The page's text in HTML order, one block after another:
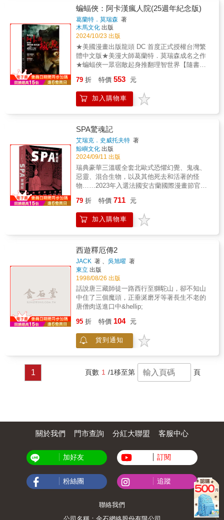
悉，又帶著使人不安的邪惡氣息。——✴✴✴
——
正面衝撞。——《新音樂快遞》（New Musical
Express）★無庸置疑，是主流漫畫產業有史以
來最出色的寫作。——《聖路易郵訊報》（St.
Louis Dispatch）★你將在這些書頁中感受到真
實的情感、驚豔的畫作⋯⋯堪稱圖像小說所能
帶來最豐富且令人滿足的閱讀體驗。——《英
倫線上》（UK Online）★不負長期讀者的高度
期待，並以跨越千禧年後的風格多樣性帶來無
限驚喜。——《村聲》（The Village Voice）
家》夢之主繼續追尋逃逸的噩夢「科林斯
人」，同時揭開了一位年輕女子蘿絲．沃克與
夢境世界的神祕連結。蘿絲穿梭在謎團般的夢
親人、一場連環殺手的大型聚會，還有她的真
實身分。夢之主緊密觀察著她的旅程，試圖解
開這些無數牽扯的事件，背後的主使者究竟是
誰……——✴✴✴——
像小說收藏必備。——《圖書館月刊》
（Library Journal）★視野宏大如宇宙，情感卻
出奇地貼近人心。——《娛樂週刊》
（Entertainment Weekly）★漫畫史上最偉大
的史詩之作。——《洛杉磯時報雜誌》（Los
Angeles Times Magazine）★錯綜交織、層層
堆疊的故事，融合民間傳說、神話、宗教、現
感。——《今日美國》（USA Today）★深具
開拓性之作。——《多倫多星報》（Toronto
Star）★假若《睡魔》不是本世紀最偉大的漫
畫的藝術巔峰；形上學、神話與搖滾式瘋狂的
正面衝撞。——《新音樂快遞》（New Musical
Express）★無庸置疑，是主流漫畫產業有史以
來最出色的寫作。——《聖路易郵訊報》（St.
Louis Dispatch）★你將在這些書頁中感受到真
實的情感、驚豔的畫作⋯⋯堪稱圖像小說所能
帶來最豐富且令人滿足的閱讀體驗。——《英
倫線上》（UK Online）★不負長期讀者的高度
期待，並以跨越千禧年後的風格多樣性帶來無
——✴✴✴——【故事介紹】《睡魔3：夢之國
度》四篇獨樹一幟的短篇插曲交織出本集的錦
繡風光：謬思女神被凡人囚禁的〈卡利奧
佩〉、一群貓聆聽來自夢中啟示的〈千貓之
夢〉、一位女孩遭受某種神祕放射線的〈面
具〉，以及廣受讚譽的〈仲夏夜之夢〉——史
上唯一拿下世界奇幻獎最佳短篇小說的漫畫故
事。本書同時收錄了由蓋曼所寫的〈卡利奧
佩〉原始劇本，附上編劇與美術人員的評註。
——✴✴✴——
莫（Mikal Gilmore），作家及音樂記者★尼
爾．蓋曼筆下的這本漫畫鉅作⋯⋯在內容和風
格方面都展示了漫畫作為媒介的龐大表現力。
——《出版者週刊》（Publishers Weekly）★
蓋曼靈秀的散文因為書中維妙維肖的插畫而得
以昇華⋯⋯無疑將漫畫插畫作為一種精緻藝術
推向極致。——《軌跡》雜誌（Locus）★在黑
「睡魔」系列中，蓋曼創造出一座新的萬神
同的字母D開頭⋯⋯他筆下的漫畫作品極富文學
性，充滿弦外之音、幽默感、脫韁的原型角
色，以及恰到好處的偏執與異常。蓋曼是極少
數被評論界視為已經超越漫畫類型、開創出全
新生命力的漫畫編劇之一。——《舊金山觀察
家報》（San Francisco Examiner）★嚴選圖
像小說收藏必備。——《圖書館月刊》
（Library Journal）★視野宏大如宇宙，情感卻
出奇地貼近人心。——《娛樂週刊》
（Entertainment Weekly）★漫畫史上最偉大
的史詩之作。——《洛杉磯時報雜誌》（Los
Angeles Times Magazine）★錯綜交織、層層
堆疊的故事，融合民間傳說、神話、宗教、現
代街頭故事，以及一種帶著諷刺意味的幽默
感。——《今日美國》（USA Today）★深具
畫，那它也好到應該用那個標準來看待。——
《獨立報》（The Independent）★主流成人漫
畫的藝術巔峰；形上學、神話與搖滾式瘋狂的
正面衝撞。——《新音樂快遞》（New Musical
Express）★無庸置疑，是主流漫畫產業有史以
來最出色的寫作。——《聖路易郵訊報》（St.
Louis Dispatch）★你將在這些書頁中感受到真
帶來最豐富且令人滿足的閱讀體驗。——《英
倫線上》（UK Online）★不負長期讀者的高度
期待，並以跨越千禧年後的風格多樣性帶來無
限驚喜。——《村聲》（The Village Voice）
——✴✴✴——【故事介紹】《睡魔1：前奏與
夜曲》時值一次世界大戰的英國，夢之主摩耳
甫斯誤入「古代祕術兄弟會」的陷阱，開啟了
還有被自稱「天命博士」的罪犯所用的紅寶
石，已經讓夢境與清醒世界的界線越來越模
糊……——✴✴✴——
劇獎等獎項♕《娛樂週刊》（Entertainment
Weekly）評為「1983年～2008年百部必讀書
籍」♕橫掃「漫畫界奧斯卡」艾斯納獎，包括5
座最佳連載系列、1座最佳短篇故事、4座最佳
編劇、7座最佳嵌字、2座最佳鉛筆稿♕〈仲夏
夜之夢〉（收錄於《睡魔3：夢之國度》）榮獲
世界奇幻獎最佳短篇小說♕《睡魔4：迷霧季
節》榮獲安古蘭漫畫節最佳劇本♕《睡魔11：
無盡之夜》、《睡魔：狩夢》榮獲史鐸克獎最
佳圖像敘事♕《睡魔：序曲》榮獲雨果獎最佳
圖像故事——✴✴✴——【名人媒體推薦】史蒂
芬．金Blaze Wu （神幻系水墨插畫家）、方波
坡POPO （廢柴觀察室）、陳怡靜（漫畫記者/
家）、龍貓大王通信（影評人）、難攻博士
（中華科幻學會會長）——✴✴✴——作為尼
爾．蓋曼的成名作，《睡魔》以深邃絢麗、富
有詩意的筆調，講述了這位夢之主宰的傳奇。
它由數部獨立的篇章組成，所有故事又有着千
絲萬縷的聯繫。其架構宏大，跨越無限時空：
從遠古蠻荒到紐約街頭，從現實到幻境，無論
參與了這部悲喜劇的演出；而不同漫畫家的參
與，更使《睡魔》充滿了多元化的藝術風格，
畫面語言如夢境般多姿多彩。——✴✴✴——
【各界盛譽】★簡而言之，尼爾．蓋曼是一座
品，都是我們的福氣。——史蒂芬．金
（Stephen King）★一個大師級的故事，引領
了成人黑暗奇幻這個創作類型。——馬克．巴
克斯頓（Marc Buxton），評論家★絕對是流行
文化中的大師之作，遠比同期所謂「高雅文
化」產出的任何東西都要更勇敢、更有智慧也
更富意義。——米開爾．吉爾莫（Mikal
Gilmore），作家及音樂記者★尼爾．蓋曼筆下
的這本漫畫鉅作⋯⋯在內容和風格方面都展示
週刊》（Publishers Weekly）★蓋曼靈秀的散
文因為書中維妙維肖的插畫而得以昇華⋯⋯無
疑將漫畫插畫作為一種精緻藝術推向極致。
——《軌跡》雜誌（Locus）★在黑暗深沉、離
經叛道又一鳴驚人的DC奇幻漫畫「睡魔」系列
中，蓋曼創造出一座新的萬神殿，從死亡到譫
畫編劇之一。——《舊金山觀察家報》（San
備。——《圖書館月刊》（Library Journal）★
視野宏大如宇宙，情感卻出奇地貼近人心。
★漫畫史上最偉大的史詩之作。——《洛杉磯
時報雜誌》（Los Angeles Times Magazine）
★錯綜交織、層層堆疊的故事，融合民間傳
說、神話、宗教、現代街頭故事，以及一種帶
著諷刺意味的幽默感。——《今日美國》
雄團隊帶往只有他能描繪的奇幻世界。
奇四超人──驚奇先生（李德．李察斯）、隱形
女（蘇珊．史東．李察斯）、霹靂火（強尼．
史東）和石頭人（班．格林）──頓時被由負能
量組成的寄生生物圍困。這些生物透過人類宿
主入侵地球。牠們的目的是什麼？背後的黑手
又是誰？驚奇四超人別無選擇，只能冒著性命
危險，進入完全由反物質構成的異次元——負
空間，他們的成敗將影響整個宇宙的命運！
《驚奇四超人：圓滿回歸》是亞歷克斯．羅斯
代由史丹．李（Stan Lee）和傑克．柯比
（Jack Kirby）創作的經典故事，為現代讀者帶
來全新的視覺體驗。羅斯以大膽鮮明的色彩和
隊帶往只有他能描繪的奇幻世界。
蝙蝠俠：阿卡漢瘋人院(25週年紀念版)
葛蘭特．莫瑞森 著
木馬文化 出版
2024/10/23 出版
★美國漫畫出版龍頭 DC 首度正式授權台灣繁
體中文版★美漫大師葛蘭特．莫瑞森成名之作
★蝙蝠俠一眾宿敵起身推翻理智世界【隨書附
報乙張，31*48 CM】一切衝動在此匯集！！阿
卡漢瘋人院的囚犯在愚人節占領了高譚市的精
神病罪犯拘留中心，要求蝙蝠俠交換他們的人
其他死敵以拯救無辜者並奪回監獄。在這場荒
謬的挑戰期間，黑暗騎士必須面對他最危險的
敵人和他內心的惡魔。這部圖像小說一發行，
就獲得了商業和廣泛的好評，被許多人認為是
有史以來最偉大的蝙蝠俠故事，也是葛蘭特．
莫瑞森職業生涯中眾多代表作之一。莫瑞森的
敘事和戴夫．麥基恩的藝術創作奠定了蝙蝠俠
系列其成熟、獨特、心理恐怖的風格，有別於
其他傳統的超級英雄作品。此作後來也成為阿
組成部分。影響了廣受好評、同名的電玩遊戲
《蝙蝠俠：阿卡漢》系列。精采附錄：編輯凱
倫．伯格的後記葛蘭特．莫瑞森《阿卡漢瘋人
院》完整劇本、最初64頁縮圖草稿戴夫．麥基
恩分鏡圖、練習草稿，暨創作彩圖集錦
79 折 特價 553 元
加入購物車
SPA驚魂記
艾瑞克．史威托夫特 著
鯨嶼文化 出版
2024/09/11 出版
瑞典豪華三溫暖全套北歐式恐懼幻覺、鬼魂、
惡靈、混合生物，以及其他死去和活著的怪
物……2023年入選法國安古蘭國際漫畫節官方
納獎・最佳國際出版品-----------------------------------
---------------一部如同噩夢般的瑞典圖像小說處女
作，對現今消費社會和健康休閒行業提出極其
五星級溫泉旅館＋會議酒店一直大受顧客歡
迎。但事情開始變得有點不太對勁：一個要求
苛刻的VIP客戶突然消失無蹤。商業研討會也被
迫中斷。一位年輕的職員在尋找他的房間時迷
了路。一個被社會拋棄的按摩師努力尋求認
可。一對戀人努力逃避日常生活的恐怖——其
中包括經常困擾他們的可怕幽靈。一個以自我
為中心的經理開始懷疑自己。受虐的員工接受
他們的悲慘命運。而好奇的警探也開始前來找
延。在奢華的裝飾中，粘稠的黑色液體在迷宮
般的豪華三溫暖大飯店內緩緩流動，並順著牆
壁滴落。炎熱潮濕，潮濕到令人窒息。黴菌開
始出現，隨之而來的是皮膚病、幻覺、鬼魂、
惡靈、混合生物和其他死去和活著的怪物……
《SPA驚魂記》是一部可怕的瑞典圖像小說處
79 折 特價 711 元
加入購物車
西遊釋厄傳2
JACK 著 、吳旭曜 著
東立 出版
1998/08/26 出版
話說唐三藏師徒一路西行至獅駝山，卻不知山
中住了三個魔頭，正垂涎磨牙等著長生不老的
唐僧肉送進口中&hellip;
95 折 特價 104 元
貨到通知
1 頁數 1 /1移至第 頁
關於我們 門市查詢 分紅大聯盟 客服中心
加好友 訂閱
粉絲團 追蹤
聯絡我們